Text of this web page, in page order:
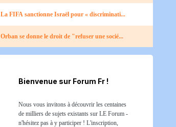
La FIFA sanctionne Israël pour « discriminati...
Orban se donne le droit de "refuser une socié...
Bienvenue sur Forum Fr !
Nous vous invitons à découvrir les centaines
de milliers de sujets existants sur LE Forum -
n'hésitez pas à y participer ! L'inscription,